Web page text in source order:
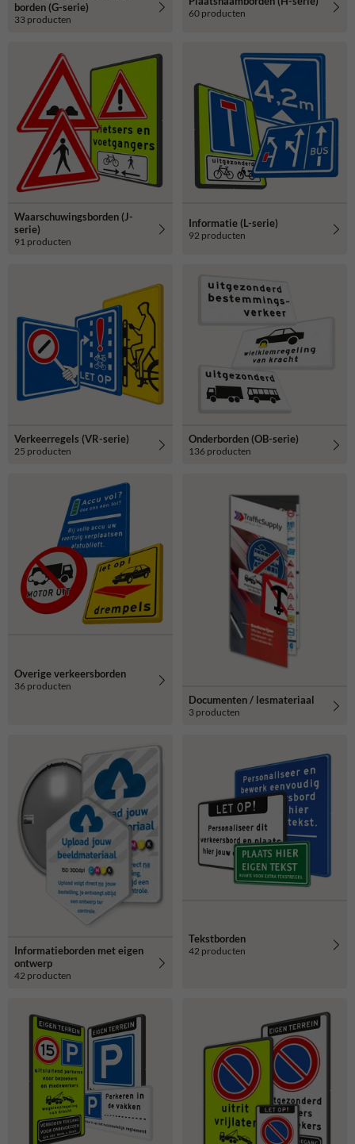
borden (G-serie)
33 producten
60 producten
Waarschuwingsborden (J-
serie)
91 producten
Informatie (L-serie)
92 producten
Verkeerregels (VR-serie)
25 producten
Onderborden (OB-serie)
136 producten
Overige verkeersborden
36 producten
Documenten / lesmateriaal
3 producten
Informatieborden met eigen
ontwerp
42 producten
Tekstborden
42 producten